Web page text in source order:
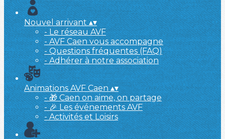
Nouvel arrivant▴▾
- Le réseau AVF
- AVF Caen vous accompagne
- Questions fréquentes (FAQ)
- Adhérer à notre association
Animations AVF Caen▴▾
- 🎁 Caen on aime, on partage
- 🎉 Les événements AVF
- Activités et Loisirs